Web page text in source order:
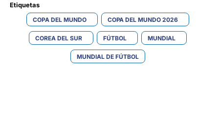
Etiquetas
COPA DEL MUNDO COPA DEL MUNDO 2026
COREA DEL SUR FÚTBOL MUNDIAL
MUNDIAL DE FÚTBOL